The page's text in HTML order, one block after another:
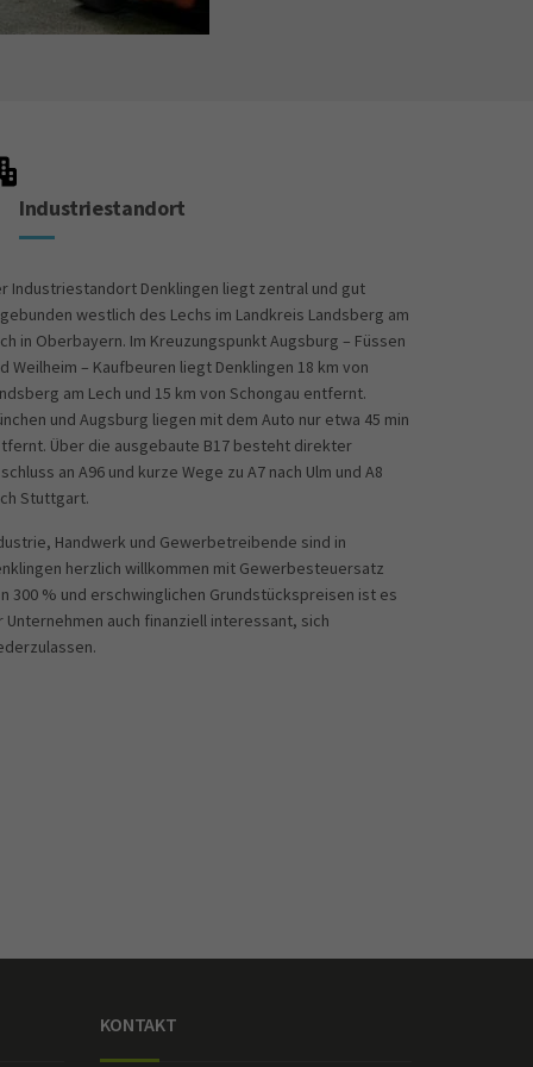
Industriestandort
Industriestandort Denklingen liegt zentral und gut
westlich des Lechs im Landkreis Landsberg am
in Oberbayern. Im Kreuzungspunkt Augsburg – Füssen
Weilheim – Kaufbeuren liegt Denklingen 18 km von
am Lech und 15 km von Schongau entfernt.
und Augsburg liegen mit dem Auto nur etwa 45 min
Über die ausgebaute B17 besteht direkter
an A96 und kurze Wege zu A7 nach Ulm und A8
Stuttgart.
Handwerk und Gewerbetreibende sind in
herzlich willkommen mit Gewerbesteuersatz
300 % und erschwinglichen Grundstückspreisen ist es
Unternehmen auch finanziell interessant, sich
KONTAKT